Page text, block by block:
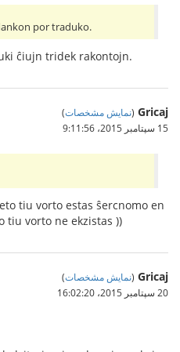
por traduko.
ĉiujn tridek rakontojn.
Gricaj
(نمایش مشخصات)
15 سپتامبر 2015،‏ 9:11:56
tiu vorto estas ŝercnomo en
tiu vorto ne ekzistas ))
Gricaj
(نمایش مشخصات)
20 سپتامبر 2015،‏ 16:02:20